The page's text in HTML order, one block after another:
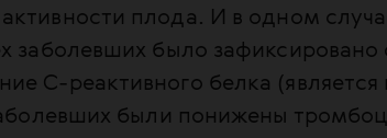
плода. И в одном
заболевших было зафиксировано
С-реактивного белка (является
были понижены